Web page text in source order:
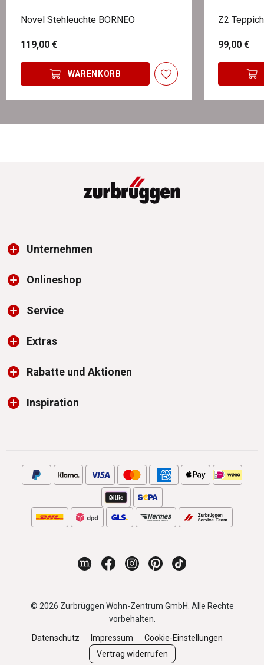
Novel Stehleuchte BORNEO
119,00 €
WARENKORB
Z2
99,00 €
Unternehmen
Onlineshop
Service
Extras
Rabatte und Aktionen
Inspiration
© 2026 Zurbrüggen Wohn-Zentrum GmbH. Alle Rechte
vorbehalten.
Datenschutz
Impressum
Cookie-Einstellungen
Vertrag widerrufen